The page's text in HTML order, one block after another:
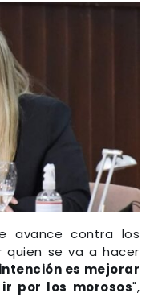
avance contra los
quien se va a hacer
es mejorar
por los morosos",